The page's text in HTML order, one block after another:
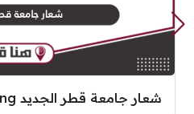
شعار جامعة قطر الجديد png